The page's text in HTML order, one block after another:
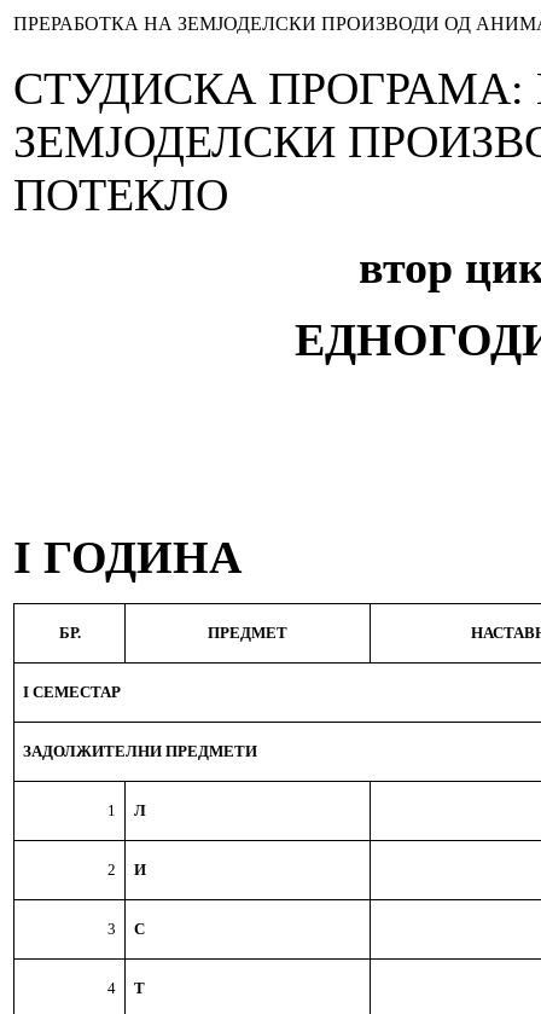
ПРЕРАБОТКА НА ЗЕМЈОДЕЛСКИ ПРОИЗВОДИ ОД
СТУДИСКА ПРОГРАМА:
ЗЕМЈОДЕЛСКИ
ПОТЕКЛО
втор
I ГОДИНА
БР. ПРЕДМЕТ
I СЕМЕСТАР
ЗАДОЛЖИТЕЛНИ ПРЕДМЕТИ
1 Л
2 И
3 С
4 Т